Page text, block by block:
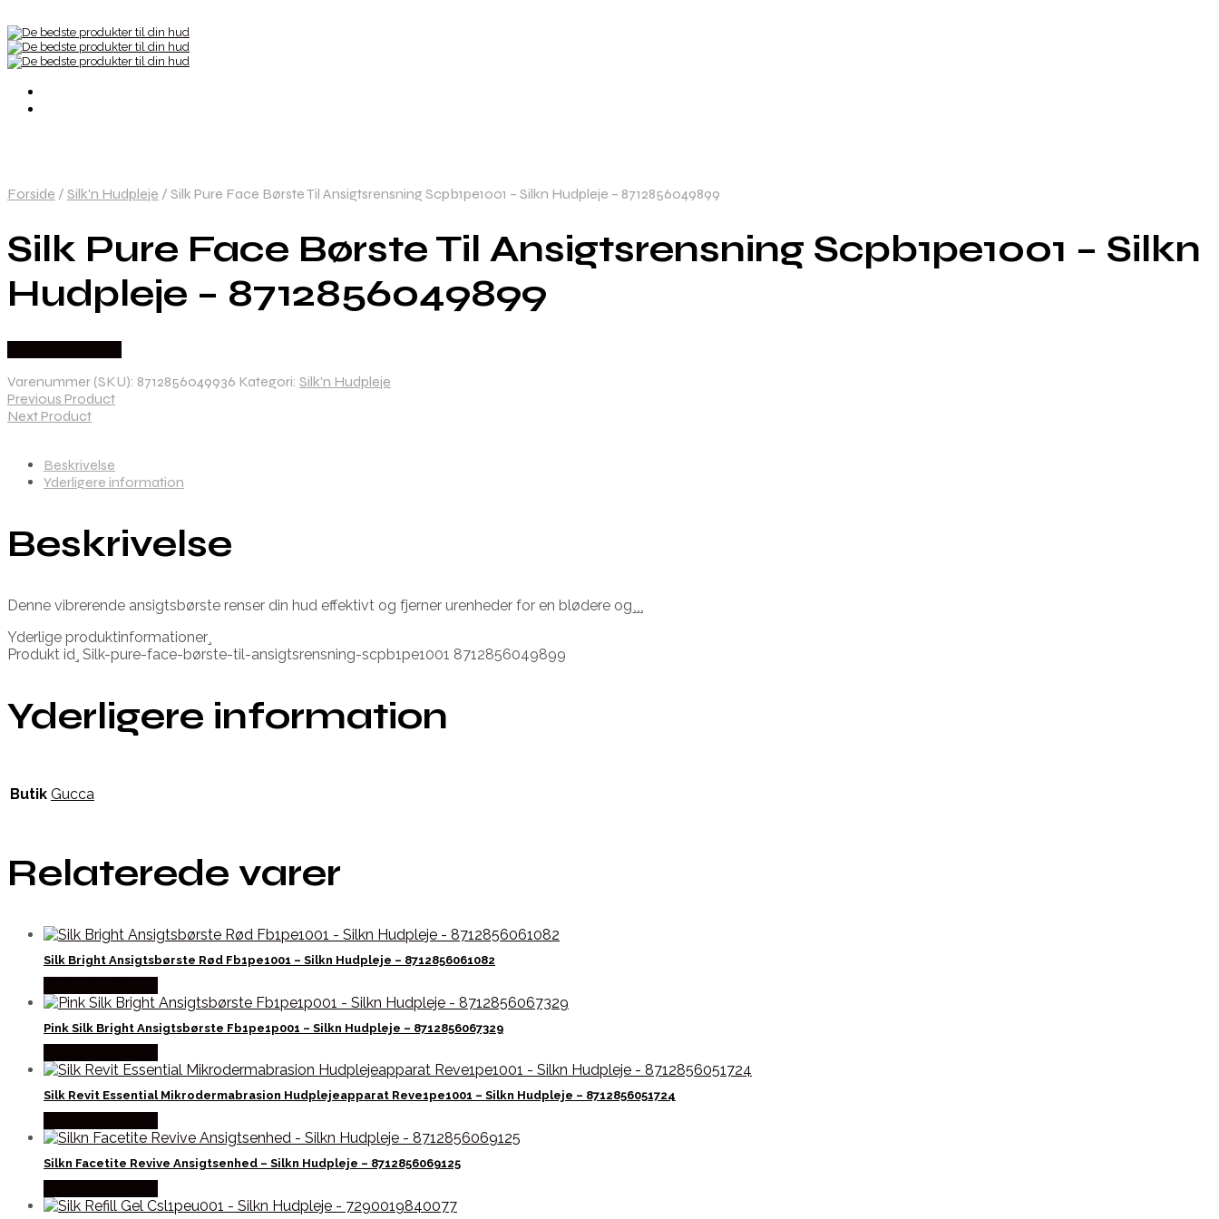
Forside / Silk'n Hudpleje / Silk Pure Face Børste Til Ansigtsrensning Scpb1pe1001 – Silkn Hudpleje – 8712856049899
Silk Pure Face Børste Til Ansigtsrensning Scpb1pe1001 – Silkn
Hudpleje – 8712856049899
Varenummer (SKU): 8712856049936 Kategori: Silk'n Hudpleje
Previous Product
Next Product
Beskrivelse
Yderligere information
Beskrivelse
Denne vibrerende ansigtsbørste renser din hud effektivt og fjerner urenheder for en blødere og¸¸¸
Yderlige produktinformationer¸
Produkt id¸ Silk-pure-face-børste-til-ansigtsrensning-scpb1pe1001 8712856049899
Yderligere information
Butik Gucca
Relaterede varer
Silk Bright Ansigtsbørste Rød Fb1pe1001 – Silkn Hudpleje – 8712856061082
Pink Silk Bright Ansigtsbørste Fb1pe1p001 – Silkn Hudpleje – 8712856067329
Silk Revit Essential Mikrodermabrasion Hudplejeapparat Reve1pe1001 – Silkn Hudpleje – 8712856051724
Silkn Facetite Revive Ansigtsenhed – Silkn Hudpleje – 8712856069125